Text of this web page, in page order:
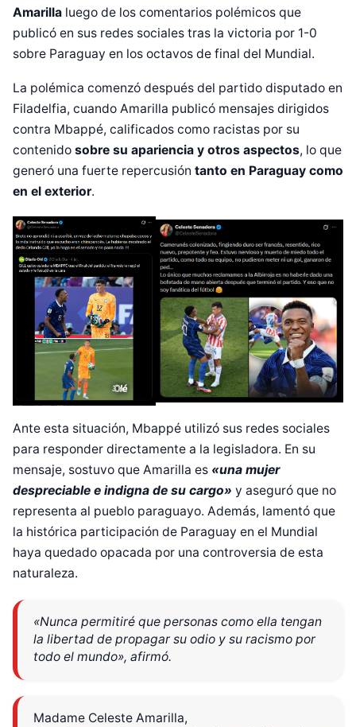
Amarilla luego de los comentarios polémicos que
publicó en sus redes sociales tras la victoria por 1-0
sobre Paraguay en los octavos de final del Mundial.
La polémica comenzó después del partido disputado en
Filadelfia, cuando Amarilla publicó mensajes dirigidos
contra Mbappé, calificados como racistas por su
contenido sobre su apariencia y otros aspectos, lo que
generó una fuerte repercusión tanto en Paraguay como
en el exterior.
Ante esta situación, Mbappé utilizó sus redes sociales
para responder directamente a la legisladora. En su
mensaje, sostuvo que Amarilla es «una mujer
despreciable e indigna de su cargo» y aseguró que no
representa al pueblo paraguayo. Además, lamentó que
la histórica participación de Paraguay en el Mundial
haya quedado opacada por una controversia de esta
naturaleza.
«Nunca permitiré que personas como ella tengan
la libertad de propagar su odio y su racismo por
todo el mundo», afirmó.
Madame Celeste Amarilla,